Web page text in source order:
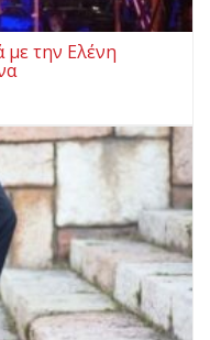
την Ελένη